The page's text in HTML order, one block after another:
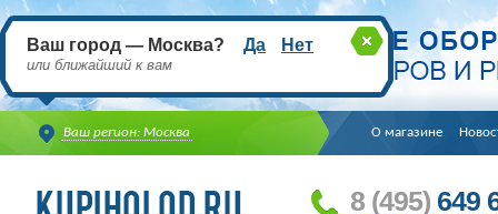
Ваш регион: Москва
Ваш город — Москва? Да Нет
или ближайший к вам
О магазине
8 (495) 649